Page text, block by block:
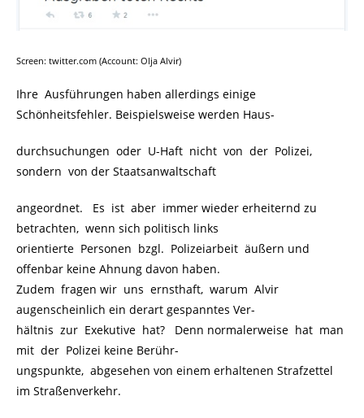
Screen: twitter.com (Account: Olja Alvir)
Ihre Ausführungen haben allerdings einige
Schönheitsfehler. Beispielsweise werden Haus-
durchsuchungen oder U-Haft nicht von der Polizei,
sondern von der Staatsanwaltschaft
angeordnet. Es ist aber immer wieder erheiternd zu
betrachten, wenn sich politisch links
orientierte Personen bzgl. Polizeiarbeit äußern und
offenbar keine Ahnung davon haben.
Zudem fragen wir uns ernsthaft, warum Alvir
augenscheinlich ein derart gespanntes Ver-
hältnis zur Exekutive hat? Denn normalerweise hat man
mit der Polizei keine Berühr-
ungspunkte, abgesehen von einem erhaltenen Strafzettel
im Straßenverkehr.